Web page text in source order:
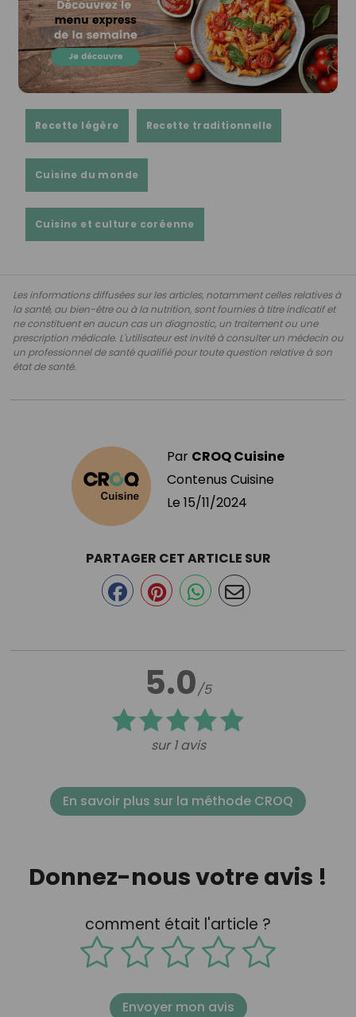
Recette légère Recette traditionnelle
Cuisine du monde
Cuisine et culture coréenne
Les informations diffusées sur les articles, notamment celles relatives à
la santé, au bien-être ou à la nutrition, sont fournies à titre indicatif et
ne constituent en aucun cas un diagnostic, un traitement ou une
prescription médicale. L'utilisateur est invité à consulter un médecin ou
un professionnel de santé qualifié pour toute question relative à son
état de santé.
Par CROQ Cuisine
Contenus Cuisine
Le 15/11/2024
5.0/5
sur 1 avis
PARTAGER CET ARTICLE SUR
En savoir plus sur la méthode CROQ
Donnez-nous votre avis !
comment était l'article ?
Envoyer mon avis